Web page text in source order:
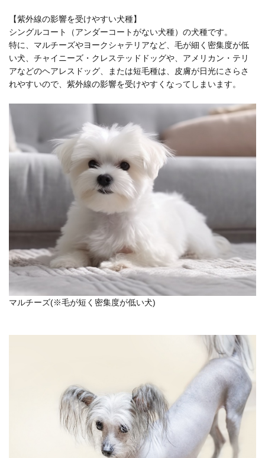
【紫外線の影響を受けやすい犬種】
シングルコート（アンダーコートがない犬種）の犬種です。
特に、マルチーズやヨークシャテリアなど、毛が細く密集度が低
い犬、チャイニーズ・クレステッドドッグや、アメリカン・テリ
アなどのヘアレスドッグ、または短毛種は、皮膚が日光にさらさ
れやすいので、紫外線の影響を受けやすくなってしまいます。
マルチーズ(※毛が短く密集度が低い犬)